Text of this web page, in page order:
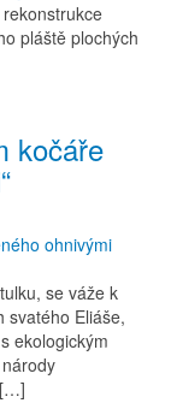
pláště plochých
kočáře
se váže k
svatého Eliáše,
ekologickým